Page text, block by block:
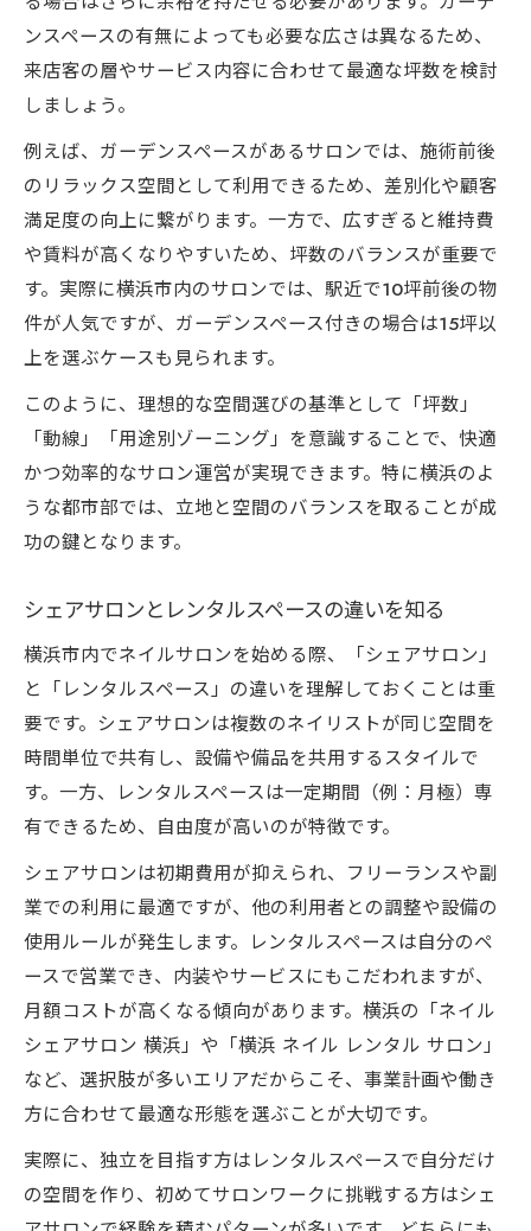
ンスペースの有無によっても必要な広さは異なるため、
来店客の層やサービス内容に合わせて最適な坪数を検討
しましょう。
例えば、ガーデンスペースがあるサロンでは、施術前後
のリラックス空間として利用できるため、差別化や顧客
満足度の向上に繋がります。一方で、広すぎると維持費
や賃料が高くなりやすいため、坪数のバランスが重要で
す。実際に横浜市内のサロンでは、駅近で10坪前後の物
件が人気ですが、ガーデンスペース付きの場合は15坪以
上を選ぶケースも見られます。
このように、理想的な空間選びの基準として「坪数」
「動線」「用途別ゾーニング」を意識することで、快適
かつ効率的なサロン運営が実現できます。特に横浜のよ
うな都市部では、立地と空間のバランスを取ることが成
功の鍵となります。
シェアサロンとレンタルスペースの違いを知る
横浜市内でネイルサロンを始める際、「シェアサロン」
と「レンタルスペース」の違いを理解しておくことは重
要です。シェアサロンは複数のネイリストが同じ空間を
時間単位で共有し、設備や備品を共用するスタイルで
す。一方、レンタルスペースは一定期間（例：月極）専
有できるため、自由度が高いのが特徴です。
シェアサロンは初期費用が抑えられ、フリーランスや副
業での利用に最適ですが、他の利用者との調整や設備の
使用ルールが発生します。レンタルスペースは自分のペ
ースで営業でき、内装やサービスにもこだわれますが、
月額コストが高くなる傾向があります。横浜の「ネイル
シェアサロン 横浜」や「横浜 ネイル レンタル サロン」
など、選択肢が多いエリアだからこそ、事業計画や働き
方に合わせて最適な形態を選ぶことが大切です。
実際に、独立を目指す方はレンタルスペースで自分だけ
の空間を作り、初めてサロンワークに挑戦する方はシェ